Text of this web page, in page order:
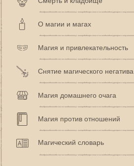
О магии и магах
Магия и привлекательность
Снятие магического негатива
Магия домашнего очага
Магия против отношений
Магический словарь